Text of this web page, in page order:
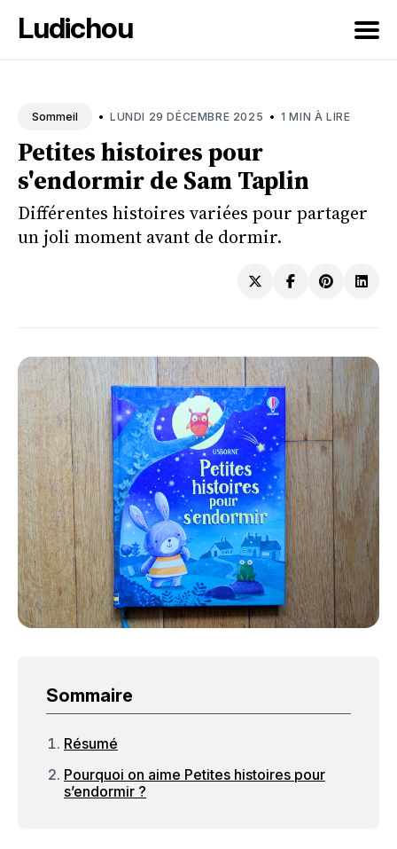
Ludichou
blog
Sommeil • LUNDI 29 DÉCEMBRE 2025 • 1 MIN À LIRE
Petites histoires pour
s'endormir de Sam Taplin
Différentes histoires variées pour partager
un joli moment avant de dormir.
Sommaire
Résumé
Pourquoi on aime Petites histoires pour
s’endormir ?